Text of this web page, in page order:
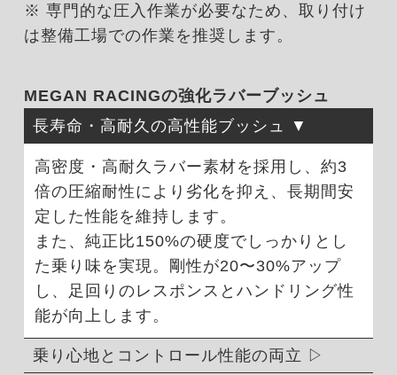
※ 専門的な圧入作業が必要なため、取り付け
は整備工場での作業を推奨します。
MEGAN RACINGの強化ラバーブッシュ
長寿命・高耐久の高性能ブッシュ
高密度・高耐久ラバー素材を採用し、約3
倍の圧縮耐性により劣化を抑え、長期間安
定した性能を維持します。
また、純正比150%の硬度でしっかりとし
た乗り味を実現。剛性が20〜30%アップ
し、足回りのレスポンスとハンドリング性
能が向上します。
乗り心地とコントロール性能の両立